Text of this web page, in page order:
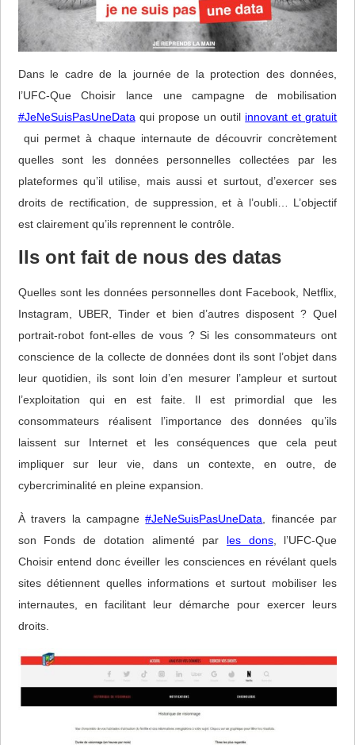
Dans le cadre de la journée de la protection des données,
l’UFC-Que Choisir lance une campagne de mobilisation
#JeNeSuisPasUneData qui propose un outil innovant et gratuit
qui permet à chaque internaute de découvrir concrètement
quelles sont les données personnelles collectées par les
plateformes qu’il utilise, mais aussi et surtout, d’exercer ses
droits de rectification, de suppression, et à l’oubli… L’objectif
est clairement qu’ils reprennent le contrôle.
Ils ont fait de nous des datas
Quelles sont les données personnelles dont Facebook, Netflix,
Instagram, UBER, Tinder et bien d’autres disposent ? Quel
portrait-robot font-elles de vous ? Si les consommateurs ont
conscience de la collecte de données dont ils sont l’objet dans
leur quotidien, ils sont loin d’en mesurer l’ampleur et surtout
l’exploitation qui en est faite. Il est primordial que les
consommateurs réalisent l’importance des données qu’ils
laissent sur Internet et les conséquences que cela peut
impliquer sur leur vie, dans un contexte, en outre, de
cybercriminalité en pleine expansion.
À travers la campagne#JeNeSuisPasUneData , financée par
son Fonds de dotation alimenté par les dons, l’UFC-Que
Choisir entend donc éveiller les consciences en révélant quels
sites détiennent quelles informations et surtout mobiliser les
internautes, en facilitant leur démarche pour exercer leurs
droits.